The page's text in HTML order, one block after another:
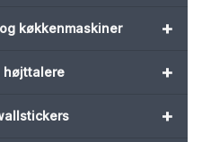
+
køkkenmaskiner
+
højttalere
+